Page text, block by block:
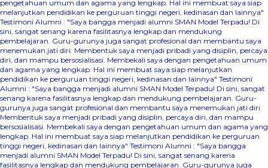
pengetahuan umum dan agama yang lengkap. Hal ini membuat saya siap
melanjutkan pendidikan ke perguruan tinggi negeri, kedinasan dan lainnya"
Testimoni Alumni : "Saya bangga menjadi alumni SMAN Model Terpadu! Di
sini, sangat senang karena fasilitasnya lengkap dan mendukung
pembelajaran. Guru-gurunya juga sangat profesional dan membantu saya
menemukan jati diri. Membentuk saya menjadi pribadi yang disiplin, percaya
diri, dan mampu bersosialisasi. Membekali saya dengan pengetahuan umum
dan agama yang lengkap. Hal ini membuat saya siap melanjutkan
pendidikan ke perguruan tinggi negeri, kedinasan dan lainnya" Testimoni
Alumni : "Saya bangga menjadi alumni SMAN Model Terpadu! Di sini, sangat
senang karena fasilitasnya lengkap dan mendukung pembelajaran. Guru-
gurunya juga sangat profesional dan membantu saya menemukan jati diri.
Membentuk saya menjadi pribadi yang disiplin, percaya diri, dan mampu
bersosialisasi. Membekali saya dengan pengetahuan umum dan agama yang
lengkap. Hal ini membuat saya siap melanjutkan pendidikan ke perguruan
tinggi negeri, kedinasan dan lainnya" Testimoni Alumni : "Saya bangga
menjadi alumni SMAN Model Terpadu! Di sini, sangat senang karena
fasilitasnya lengkap dan mendukung pembelajaran. Guru-gurunya juga